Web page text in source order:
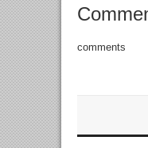
comments